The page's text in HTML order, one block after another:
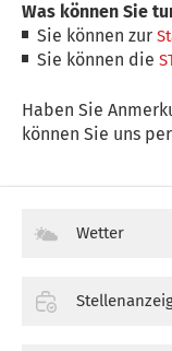
Was können Sie
Sie können zur
Sie können die
Haben Sie
können Sie uns
Wetter